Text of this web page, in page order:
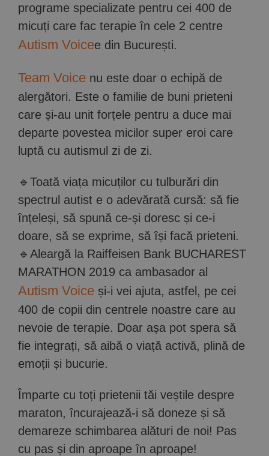
programe specializate pentru cei 400 de
micuți care fac terapie în cele 2 centre
Autism Voicee din București.
Team Voice nu este doar o echipă de
alergători. Este o familie de buni prieteni
care și-au unit forțele pentru a duce mai
departe povestea micilor super eroi care
luptă cu autismul zi de zi.
🔹Toată viața micuților cu tulburări din
spectrul autist e o adevărată cursă: să fie
înțeleși, să spună ce-și doresc și ce-i
doare, să se exprime, să își facă prieteni.
🔹Aleargă la Raiffeisen Bank BUCHAREST
MARATHON 2019 ca ambasador al
Autism Voice și-i vei ajuta, astfel, pe cei
400 de copii din centrele noastre care au
nevoie de terapie. Doar așa pot spera să
fie integrați, să aibă o viață activă, plină de
emoții și bucurie.
Împarte cu toți prietenii tăi veștile despre
maraton, încurajează-i să doneze și să
demareze schimbarea alături de noi! Pas
cu pas și din aproape în aproape!